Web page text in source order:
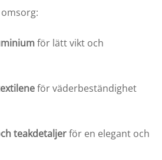
för lätt vikt och
för väderbeständighet
teakdetaljerför en elegant och